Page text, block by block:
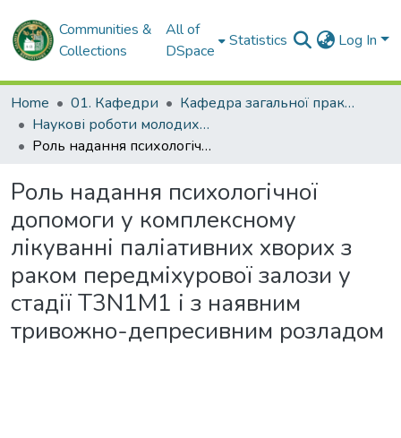
Communities &
Collections
All of
DSpace
Statistics Log In
Home 01. Кафедри
Кафедра загальної практики – сімейної медицини та внутрішніх хвороб
Наукові роботи молодих дослідників. Кафедра загальної практики – сімейної медицини та внутрішніх хвороб
Роль надання психологічної допомоги у комплексному лікуванні паліативних хворих з раком передміхурової залози у стадії T3N1M1 і з наявним тривожно-депресивним розладом
Роль надання психологічної
допомоги у комплексному
лікуванні паліативних хворих з
раком передміхурової залози у
стадії T3N1M1 і з наявним
тривожно-депресивним розладом